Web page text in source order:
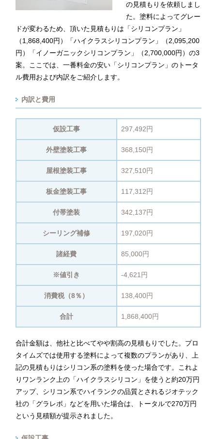
の見積もりを依頼しまし
た。塗料によってグレー
ドが変わるため、頂いた見積もりは「シリコンプラン」
（1,868,400円）「ハイクラスシリコンプラン」（2,095,200
円）「イノーガニックシリコンプラン」（2,700,000円）の3
案。ここでは、一番料金の安い「シリコンプラン」のトータ
ル費用および内訳をご紹介します。
内訳と費用
仮設工事 297,492円
外壁塗装工事 368,150円
屋根塗装工事 327,510円
板金塗装工事 117,312円
付帯塗装 342,137円
シーリング補修 197,020円
諸経費 85,000円
※値引き -4,621円
消費税（8％） 138,400円
合計 1,868,400円
合計金額は、他社と比べてやや割高の見積もりでした。プロ
タイムズでは使用する塗料によって複数のプランがあり、上
記の見積もりはシリコン系の塗料を使った場合です。これよ
りワンランク上の「ハイクラスシリコン」を使うと約20万円
アップ、シリコン系でハイランクの品質とされるジオテック
社の「グラレボ」などを用いた場合は、トータルで270万円
という見積額が提示されました。